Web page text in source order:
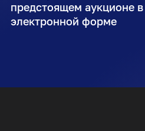
предстоящем аукционе в
электронной форме